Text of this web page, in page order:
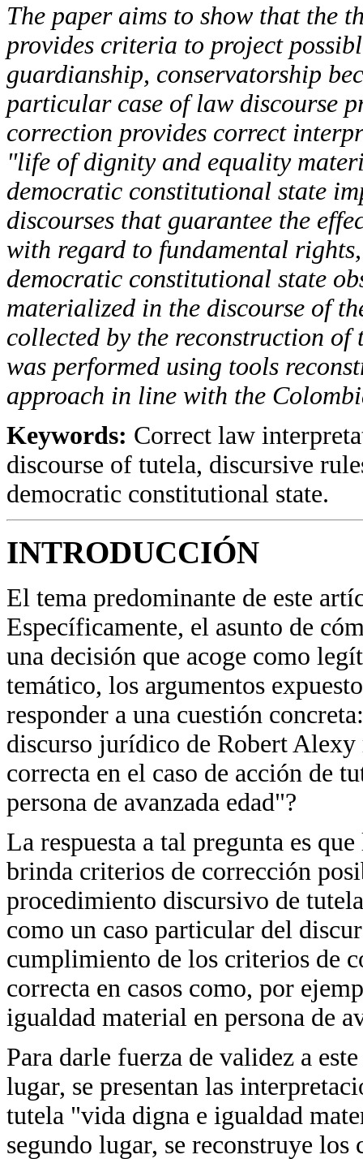
The paper aims to show that the
provides criteria to project
guardianship, conservatorship
particular case of law discourse
correction provides correct
"life of dignity and equality
democratic constitutional state
discourses that guarantee the
with regard to fundamental
democratic constitutional state
materialized in the discourse of
collected by the reconstruction of
was performed using tools
approach in line with the
Keywords: Correct law
discourse of tutela, discursive
democratic constitutional state.
INTRODUCCIÓN
El tema predominante de este
Específicamente, el asunto de
una decisión que acoge como
temático, los argumentos
responder a una cuestión
discurso jurídico de Robert
correcta en el caso de acción de
persona de avanzada edad"?
La respuesta a tal pregunta es
brinda criterios de corrección
procedimiento discursivo de
como un caso particular del
cumplimiento de los criterios de
correcta en casos como, por
igualdad material en persona de
Para darle fuerza de validez a
lugar, se presentan las
tutela "vida digna e igualdad
segundo lugar, se reconstruye